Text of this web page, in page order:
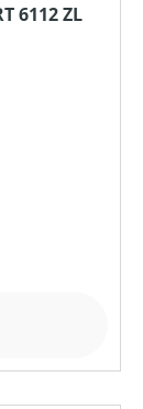
6112 ZL